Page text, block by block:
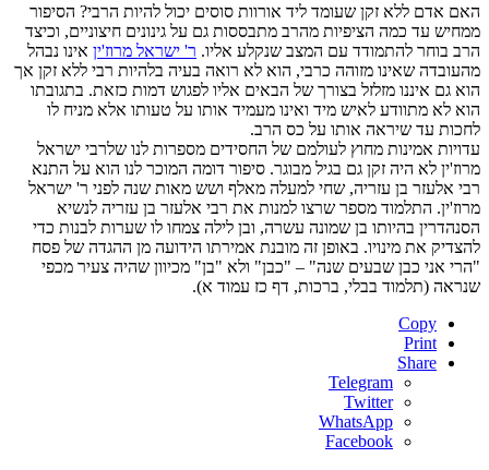
האם אדם ללא זקן שעומד ליד אורוות סוסים יכול להיות הרבי? הסיפור
ממחיש עד כמה הציפיות מהרב מתבססות גם על גינונים חיצוניים, וכיצד
הרב בוחר להתמודד עם המצב שנקלע אליו. ר' ישראל מרוז'ין אינו נבהל
מהעובדה שאינו מזוהה כרבי, הוא לא רואה בעיה בלהיות רבי ללא זקן אך
הוא גם איננו מזלזל בצורך של הבאים אליו לפגוש דמות כזאת. בתגובתו
הוא לא מתוודע לאיש מיד ואינו מעמיד אותו על טעותו אלא מניח לו
לחכות עד שיראה אותו על כס הרב.
עדויות אמינות מחוץ לעולמם של החסידים מספרות לנו שלרבי ישראל
מרוז'ין לא היה זקן גם בגיל מבוגר. סיפור דומה המוכר לנו הוא על התנא
רבי אלעזר בן עזריה, שחי למעלה מאלף ושש מאות שנה לפני ר' ישראל
מרוז'ין. התלמוד מספר שרצו למנות את רבי אלעזר בן עזריה לנשיא
הסנהדרין בהיותו בן שמונה עשרה, ובן לילה צמחו לו שערות לבנות כדי
להצדיק את מינויו. באופן זה מובנת אמירתו הידועה מן ההגדה של פסח
"הרי אני כבן שבעים שנה" – "כבן" ולא "בן" מכיוון שהיה צעיר מכפי
שנראה (תלמוד בבלי, ברכות, דף כז עמוד א).
Copy
Print
Share
Telegram
Twitter
WhatsApp
Facebook